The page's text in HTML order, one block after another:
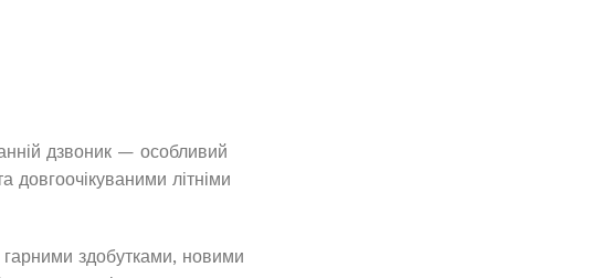
дзвоник — особливий
літніми
здобутками, новими